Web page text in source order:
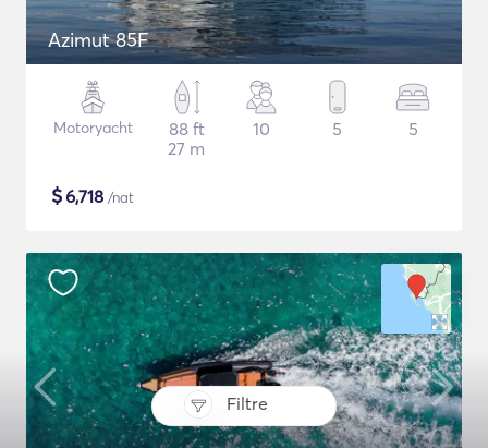
Filtre
Azimut 85F
Motoryacht
88 ft
27 m
10 5 5
$6,718 /nat